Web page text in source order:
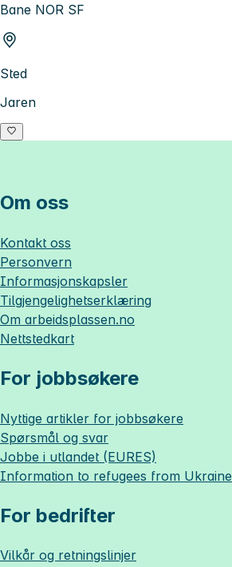
Bane NOR SF
Sted
Jaren
Om oss
Kontakt oss
Personvern
Informasjonskapsler
Tilgjengelighetserklæring
Om arbeidsplassen.no
Nettstedkart
For jobbsøkere
Nyttige artikler for jobbsøkere
Spørsmål og svar
Jobbe i utlandet (EURES)
Information to refugees from Ukraine
For bedrifter
Vilkår og retningslinjer